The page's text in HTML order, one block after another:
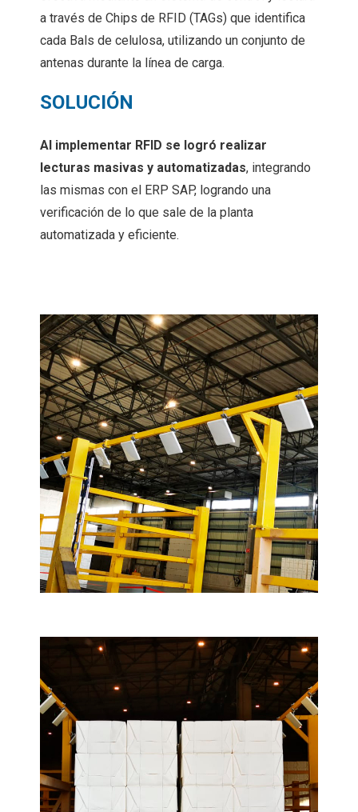
a través de Chips de RFID (TAGs) que identifica
cada Bals de celulosa, utilizando un conjunto de
antenas durante la línea de carga.
SOLUCIÓN
Al implementar RFID se logró realizar
lecturas masivas y automatizadas, integrando
las mismas con el ERP SAP, logrando una
verificación de lo que sale de la planta
automatizada y eficiente.